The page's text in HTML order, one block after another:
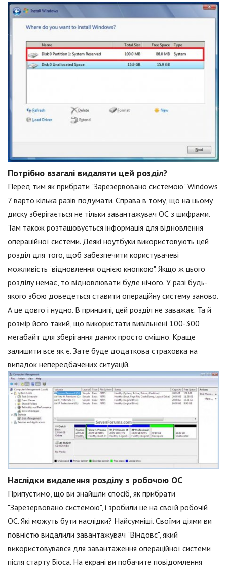
Потрібно взагалі видаляти цей розділ?
Перед тим як прибрати "Зарезервовано системою" Windows
7 варто кілька разів подумати. Справа в тому, що на цьому
диску зберігається не тільки завантажувач ОС з шифрами.
Там також розташовується інформація для відновлення
операційної системи. Деякі ноутбуки використовують цей
розділ для того, щоб забезпечити користувачеві
можливість "відновлення однією кнопкою". Якщо ж цього
розділу немає, то відновлювати буде нічого. У разі будь-
якого збою доведеться ставити операційну систему заново.
А це довго і нудно. В принципі, цей розділ не заважає. Та й
розмір його такий, що використати вивільнені 100-300
мегабайт для зберігання даних просто смішно. Краще
залишити все як є. Зате буде додаткова страховка на
випадок непередбачених ситуацій.
Наслідки видалення розділу з робочою ОС
Припустимо, що ви знайшли спосіб, як прибрати
"Зарезервовано системою", і зробили це на своїй робочій
ОС. Які можуть бути наслідки? Найсумніші. Своїми діями ви
повністю видалили завантажувач "Віндовс", який
використовувався для завантаження операційної системи
після старту Біоса. На екрані ви побачите повідомлення